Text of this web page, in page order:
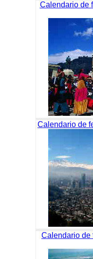
Calendario de
Calendario de
Calendario de